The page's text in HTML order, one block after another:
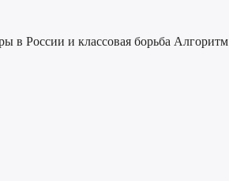
в России и классовая борьба Алгоритм